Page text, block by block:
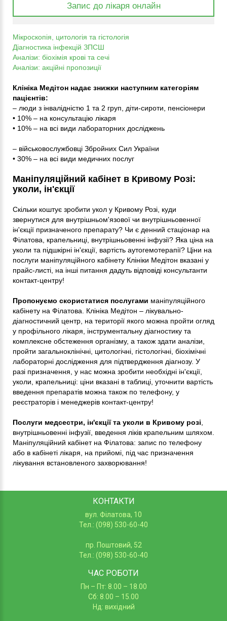
Запис до лікаря онлайн
Мікроскопія, цитологія та гістологія
Діагностика інфекцій ЗПСШ
Аналізи: біохімія крові та сечі
Аналізи: акційні пропозиції
Клініка Медітон надає знижки наступним категоріям
пацієнтів:
– люди з інвалідністю 1 та 2 груп, діти-сироти, пенсіонери
• 10% – на консультацію лікаря
• 10% – на всі види лабораторних досліджень
– військовослужбовці Збройних Сил України
• 30% – на всі види медичних послуг
Маніпуляційний кабінет в Кривому Розі:
уколи, ін'єкції
Скільки коштує зробити укол у Кривому Розі, куди
звернутися для внутрішньом'язової чи внутрішньовенної
ін'єкції призначеного препарату? Чи є денний стаціонар на
Філатова, крапельниці, внутрішньовенні інфузії? Яка ціна на
уколи та підшкірні ін'єкції, вартість аутогемотерапії? Ціни на
послуги маніпуляційного кабінету Клініки Медітон вказані у
прайс-листі, на інші питання дадуть відповіді консультанти
контакт-центру!
Пропонуємо скористатися послугами маніпуляційного
кабінету на Філатова. Клініка Медітон – лікувально-
діагностичний центр, на території якого можна пройти огляд
у профільного лікаря, інструментальну діагностику та
комплексне обстеження організму, а також здати аналізи,
пройти загальноклінічні, цитологічні, гістологічні, біохімічні
лабораторні дослідження для підтвердження діагнозу. У
разі призначення, у нас можна зробити необхідні ін'єкції,
уколи, крапельниці: ціни вказані в таблиці, уточнити вартість
введення препаратів можна також по телефону, у
реєстраторів і менеджерів контакт-центру!
Послуги медсестри, ін'єкції та уколи в Кривому розі
внутрішньовенні інфузії, введення ліків крапельним шляхом.
Маніпуляційний кабінет на Філатова: запис по телефону
або в кабінеті лікаря, на прийомі, під час призначення
лікування встановленого захворювання!
КОНТАКТИ
вул. Філатова, 10
Тел.: (098) 530-60-40
пр. Поштовий, 52
Тел.: (098) 530-60-40
ЧАС РОБОТИ
Пн – Пт: 8.00 – 18.00
Сб: 8.00 – 15.00
Нд: вихідний